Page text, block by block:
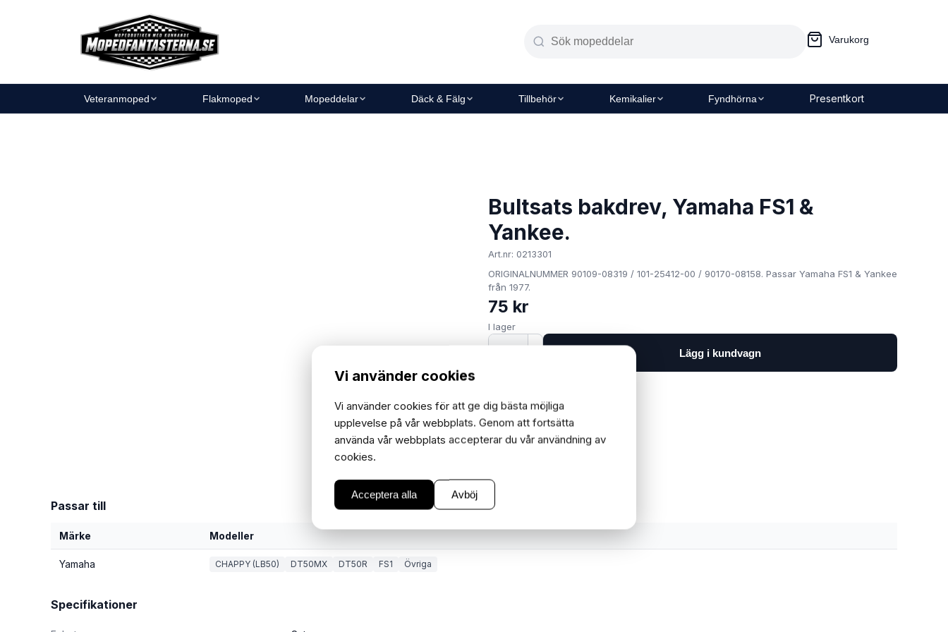
Varukorg
Veteranmoped Flakmoped Mopeddelar Däck & Fälg Tillbehör Kemikalier Fyndhörna Presentkort
Bultsats bakdrev, Yamaha FS1 &
Yankee.
Art.nr: 0213301
ORIGINALNUMMER 90109-08319 / 101-25412-00 / 90170-08158. Passar Yamaha FS1 & Yankee
från 1977.
75 kr
I lager
Lägg i kundvagn
Passar till
Märke Modeller
Yamaha CHAPPY (LB50) DT50MX DT50R FS1 Övriga
Specifikationer
Vi använder cookies
Vi använder cookies för att ge dig bästa möjliga
upplevelse på vår webbplats. Genom att fortsätta
använda vår webbplats accepterar du vår användning av
cookies.
Acceptera alla Avböj